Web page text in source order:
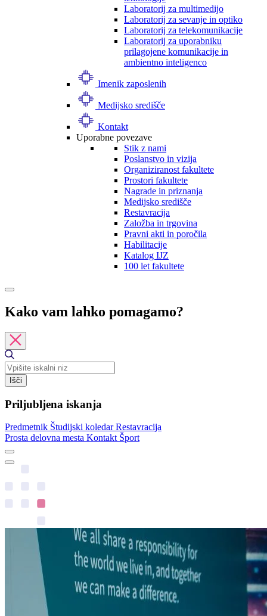
Laboratorij za multimedijo
Laboratorij za sevanje in optiko
Laboratorij za telekomunikacije
Laboratorij za uporabniku
prilagojene komunikacije in
ambientno inteligenco
Imenik zaposlenih
Medijsko središče
Kontakt
Uporabne povezave
Stik z nami
Poslanstvo in vizija
Organiziranost fakultete
Prostori fakultete
Nagrade in priznanja
Medijsko središče
Restavracija
Založba in trgovina
Pravni akti in poročila
Habilitacije
Katalog IJZ
100 let fakultete
Kako vam lahko pomagamo?
Išči
Priljubljena iskanja
Predmetnik Študijski koledarRestavracija
Prosta delovna mesta Kontakt Šport